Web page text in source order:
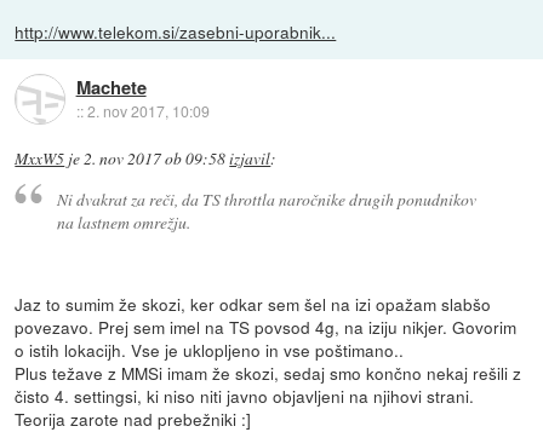
http://www.telekom.si/zasebni-uporabnik...
Machete
::2. nov 2017, 10:09
MxxW5 je2. nov 2017 ob 09:58izjavil:
Ni dvakrat za reči, da TS throttla naročnike drugih ponudnikov
na lastnem omrežju.
Jaz to sumim že skozi, ker odkar sem šel na izi opažam slabšo
povezavo. Prej sem imel na TS povsod 4g, na iziju nikjer. Govorim
o istih lokacijh. Vse je uklopljeno in vse poštimano..
Plus težave z MMSi imam že skozi, sedaj smo končno nekaj rešili z
čisto 4. settingsi, ki niso niti javno objavljeni na njihovi strani.
Teorija zarote nad prebežniki :]